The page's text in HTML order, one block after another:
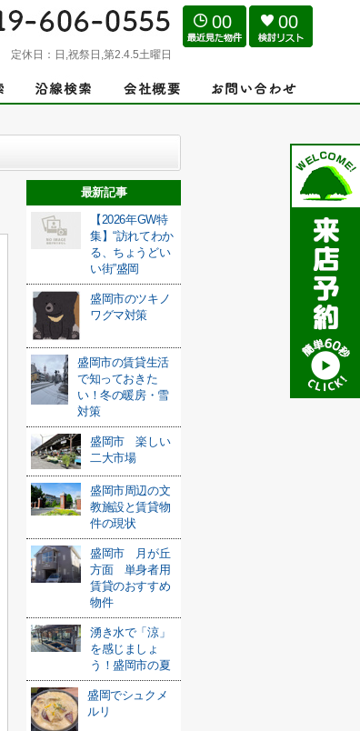
定休日： 日,祝祭日,第2.4.5土曜日
00 00
最新記事
【2026年GW特
集】“訪れてわか
る、ちょうどい
い街”盛岡
盛岡市のツキノ
ワグマ対策
盛岡市の賃貸生活
で知っておきた
い！冬の暖房・雪
対策
盛岡市 楽しい
二大市場
盛岡市周辺の文
教施設と賃貸物
件の現状
盛岡市 月が丘
方面 単身者用
賃貸のおすすめ
物件
湧き水で「涼」
を感じましょ
う！盛岡市の夏
盛岡でシュクメ
ルリ